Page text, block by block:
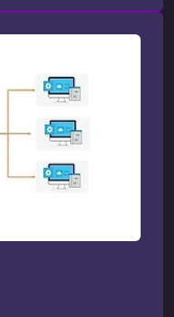
любого
пользователей,
ответы. Чтобы